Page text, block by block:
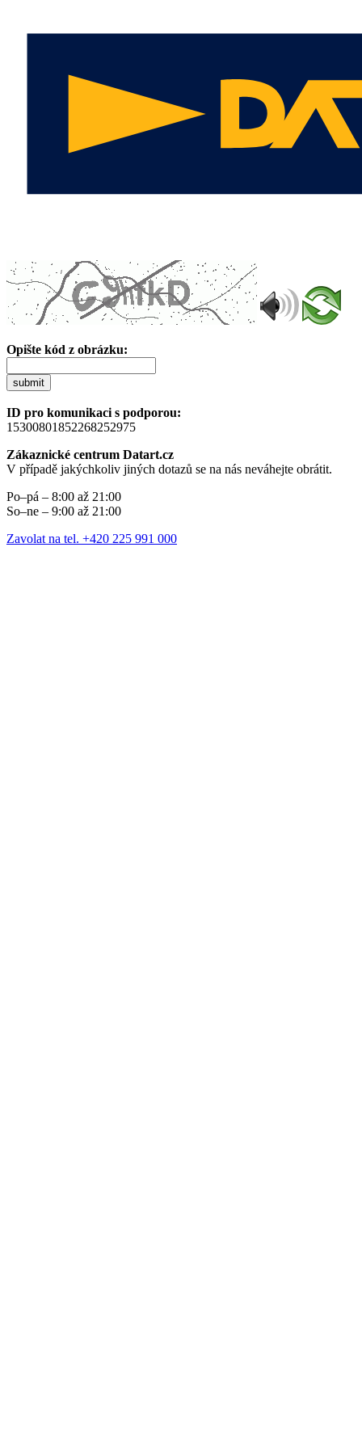
Opište kód z obrázku:
submit
ID pro komunikaci s podporou:
15300801852268252975
Zákaznické centrum Datart.cz
V případě jakýchkoliv jiných dotazů se na nás neváhejte obrátit.
Po–pá – 8:00 až 21:00
So–ne – 9:00 až 21:00
Zavolat na tel. +420 225 991 000